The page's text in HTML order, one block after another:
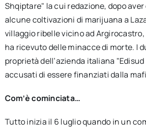
Shqiptare" la cui redazione, dopo
alcune coltivazioni di marijuana a
villaggio ribelle vicino ad
ha ricevuto delle minacce di morte. I
proprietà dell’azienda italiana "Edisud
accusati di essere finanziati dalla
Com’è cominciata…
Tutto inizia il 6 luglio quando in un